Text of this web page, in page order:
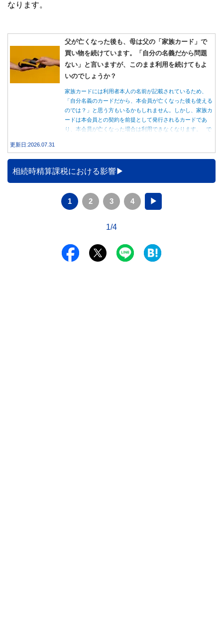
なります。
父が亡くなった後も、母は父の「家族カード」で
買い物を続けています。「自分の名義だから問題
ない」と言いますが、このまま利用を続けてもよ
いのでしょうか？
家族カードには利用者本人の名前が記載されているため、
「自分名義のカードだから、本会員が亡くなった後も使える
のでは？」と思う方もいるかもしれません。しかし、家族カ
ードは本会員との契約を前提として発行されるカードであ
り、本会員が亡くなった場合は利用できなくなります。 で
族が行うべき手続きについて分かりやすく解説します。
更新日:2026.07.31
相続時精算課税における影響
1 2 3 4 ▶
1/4